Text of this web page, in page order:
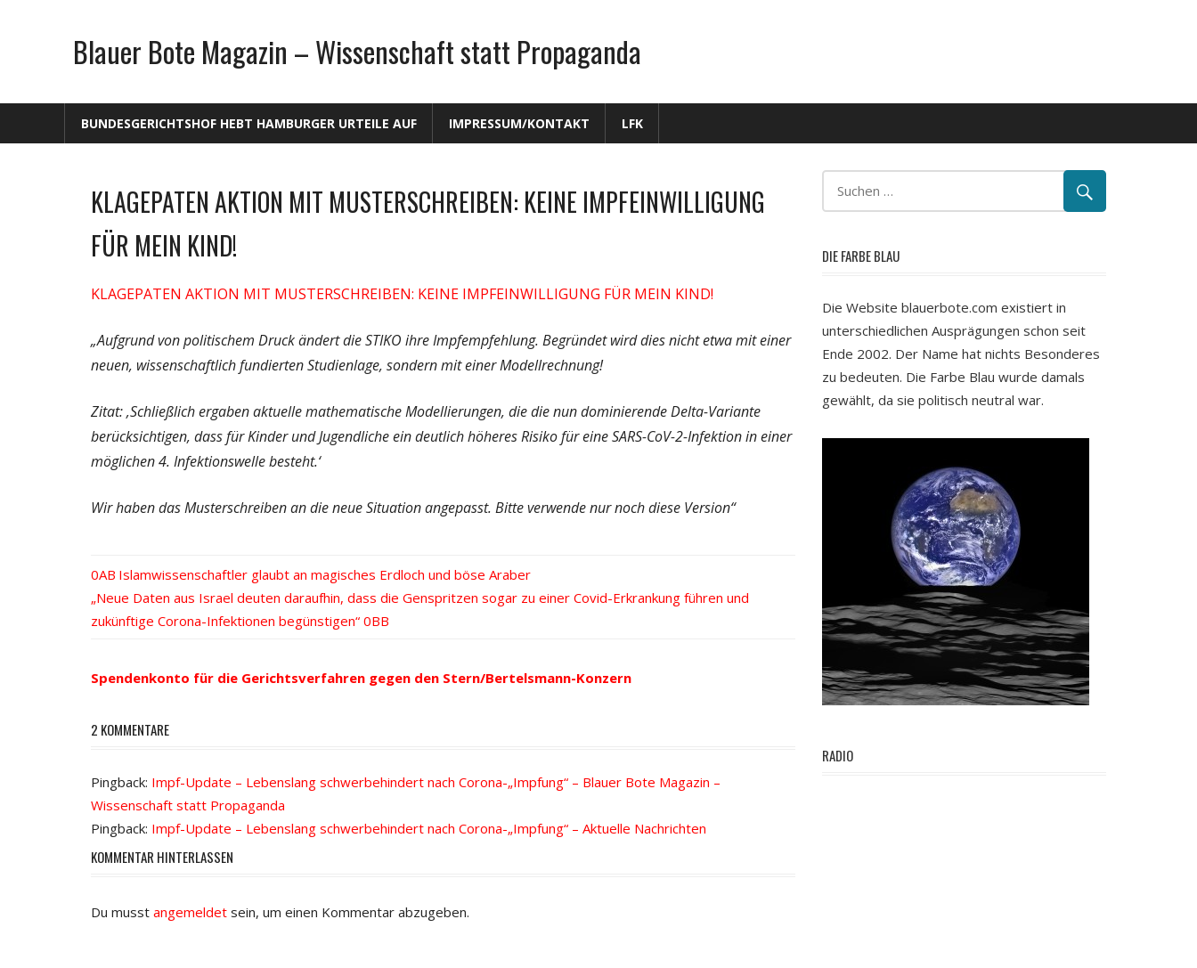
Blauer Bote Magazin – Wissenschaft statt Propaganda
BUNDESGERICHTSHOF HEBT HAMBURGER URTEILE AUF IMPRESSUM/KONTAKT LFK
Allgemein
KLAGEPATEN AKTION MIT MUSTERSCHREIBEN: KEINE IMPFEINWILLIGUNG
FÜR MEIN KIND!
KLAGEPATEN AKTION MIT MUSTERSCHREIBEN: KEINE IMPFEINWILLIGUNG FÜR MEIN KIND!
„Aufgrund von politischem Druck ändert die STIKO ihre Impfempfehlung. Begründet wird dies nicht etwa mit einer
neuen, wissenschaftlich fundierten Studienlage, sondern mit einer Modellrechnung!
Zitat: ‚Schließlich ergaben aktuelle mathematische Modellierungen, die die nun dominierende Delta-Variante
berücksichtigen, dass für Kinder und Jugendliche ein deutlich höheres Risiko für eine SARS-CoV-2-Infektion in einer
möglichen 4. Infektionswelle besteht.‘
Wir haben das Musterschreiben an die neue Situation angepasst. Bitte verwende nur noch diese Version“
Beitrags-
Navigation
Vorheriger
Beitrag:
Islamwissenschaftler glaubt an magisches Erdloch und böse Araber
Nächster
Beitrag:
„Neue Daten aus Israel deuten daraufhin, dass die Genspritzen sogar zu einer Covid-Erkrankung führen und
zukünftige Corona-Infektionen begünstigen“
Spendenkonto für die Gerichtsverfahren gegen den Stern/Bertelsmann-Konzern
2 KOMMENTARE
Pingback: Impf-Update – Lebenslang schwerbehindert nach Corona-„Impfung“ – Blauer Bote Magazin –
Wissenschaft statt Propaganda
Pingback: Impf-Update – Lebenslang schwerbehindert nach Corona-„Impfung“ – Aktuelle Nachrichten
KOMMENTAR HINTERLASSEN
Du musst angemeldet sein, um einen Kommentar abzugeben.
DIE FARBE BLAU
Die Website blauerbote.com existiert in
unterschiedlichen Ausprägungen schon seit
Ende 2002. Der Name hat nichts Besonderes
zu bedeuten. Die Farbe Blau wurde damals
gewählt, da sie politisch neutral war.
RADIO